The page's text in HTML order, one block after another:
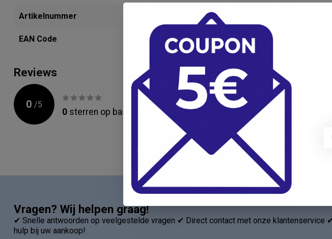
Artikelnummer 312822396
EAN Code 0732094107654
Reviews
0 /5
0 sterren op basis van beoordelingen
Je
Vragen? Wij helpen graag!
✔ Snelle antwoorden op veelgestelde vragen ✔ Direct contact met onze klantenservice
hulp bij uw aankoop!